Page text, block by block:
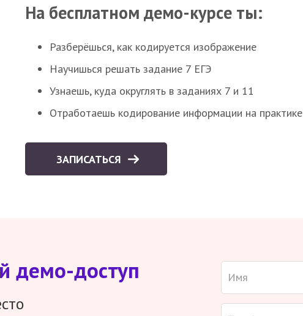
На бесплатном демо-курсе ты:
Разберёшься, как кодируется изображение
Научишься решать задание 7 ЕГЭ
Узнаешь, куда округлять в заданиях 7 и 11
Отработаешь кодирование информации на практике
ЗАПИСАТЬСЯ
демо-доступ